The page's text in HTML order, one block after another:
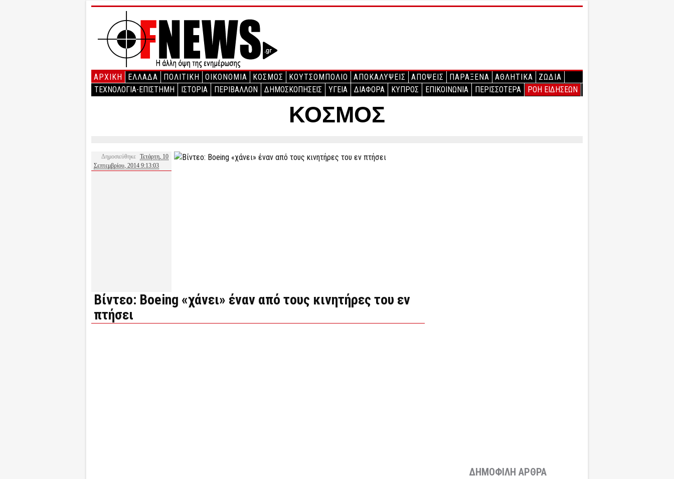
ΑΡΧΙΚΉ ΕΛΛΑΔΑ ΠΟΛΙΤΙΚΗ ΟΙΚΟΝΟΜΙΑ ΚΟΣΜΟΣ ΚΟΥΤΣΟΜΠΟΛΙΟ ΑΠΟΚΑΛΥΨΕΙΣ ΑΠΟΨΕΙΣ ΠΑΡΑΞΕΝΑ ΑΘΛΗΤΙΚΑ
ΖΩΔΙΑ
ΤΕΧΝΟΛΟΓΙΑ-ΕΠΙΣΤΗΜΗ
ΙΣΤΟΡΙΑ ΠΕΡΙΒΑΛΛΟΝ ΔΗΜΟΣΚΟΠΗΣΕΙΣ ΥΓΕΙΑ ΔΙΑΦΟΡΑ ΚΥΠΡΟΣ ΕΠΙΚΟΙΝΩΝΙΑ ΠΕΡΙΣΣΟΤΕΡΑ ΡΟΗ ΕΙΔΗΣΕΩΝ
ΚΟΣΜΟΣ
Δημοσιεύθηκε Τετάρτη, 10
Σεπτεμβρίου, 2014 9:13:03
Βίντεο: Boeing «χάνει» έναν από τους κινητήρες του εν
πτήσει
ΔΗΜΟΦΙΛΗ ΑΡΘΡΑ